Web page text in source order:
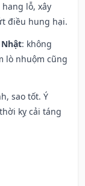
lỗ, xây
điều hung hại.
: không
lò nhuộm cũng
sao tốt. Ý
kỵ cải táng